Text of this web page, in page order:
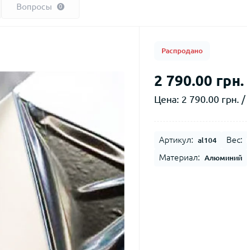
Вопросы 0
Распродано
2 790.00 грн.
Цена: 2 790.00 грн.
Артикул: al104 Вес:
Материал: Алюминий